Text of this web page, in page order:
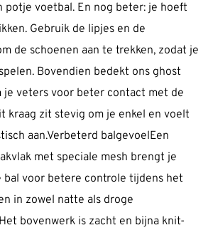
potje voetbal. En nog beter: je hoeft
Gebruik de lipjes en de
de schoenen aan te trekken, zodat je
Bovendien bedekt ons ghost
je veters voor beter contact met de
kraag zit stevig om je enkel en voelt
aan.Verbeterd balgevoelEen
met speciale mesh brengt je
voor betere controle tijdens het
in zowel natte als droge
bovenwerk is zacht en bijna knit-